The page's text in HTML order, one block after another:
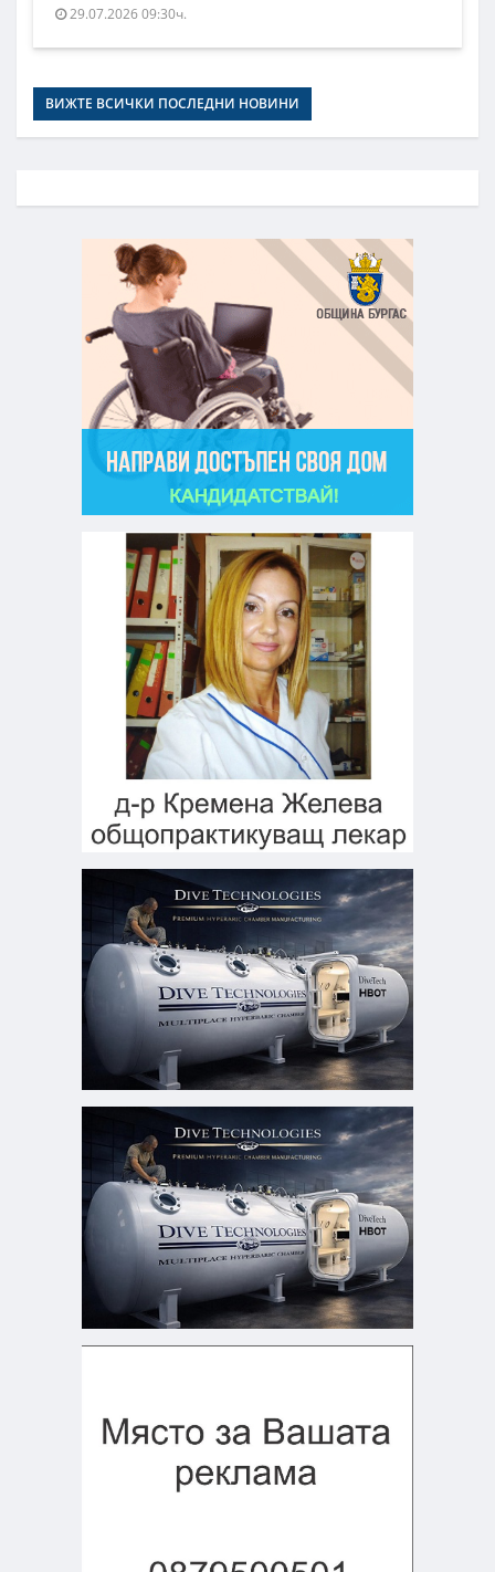
29.07.2026 09:30ч.
ВИЖТЕ ВСИЧКИ ПОСЛЕДНИ НОВИНИ